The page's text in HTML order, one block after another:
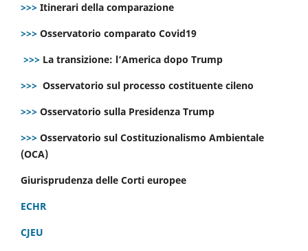
>>> Itinerari della comparazione
>>> Osservatorio comparato Covid19
>>> La transizione: l’America dopo Trump
>>> Osservatorio sul processo costituente cileno
>>> Osservatorio sulla Presidenza Trump
>>> Osservatorio sul Costituzionalismo Ambientale
(OCA)
Giurisprudenza delle Corti europee
ECHR
CJEU